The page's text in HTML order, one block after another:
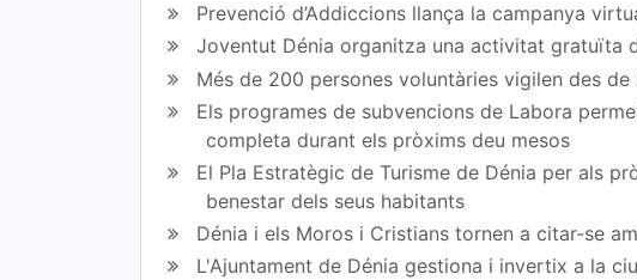
ir
en
Fa
ce
bo
ok
ir
en
Tw
itt
er
Prevenció d’Addiccions llança la campanya
Joventut Dénia organitza una activitat gratuïta
Més de 200 persones voluntàries vigilen des de
Els programes de subvencions de Labora
completa durant els pròxims deu mesos
El Pla Estratègic de Turisme de Dénia per als
benestar dels seus habitants
Dénia i els Moros i Cristians tornen a citar-se
L'Ajuntament de Dénia gestiona i invertix a la